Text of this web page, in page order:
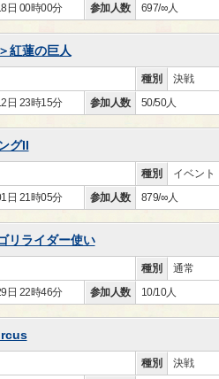
日 00時00分 参加人数 697/∞人
紅蓮の巨人
種別 決戦
日 23時15分 参加人数 50/50人
グII
種別 イベント
日 21時05分 参加人数 879/∞人
リライダー使い
種別 通常
日 22時46分 参加人数 10/10人
種別 決戦